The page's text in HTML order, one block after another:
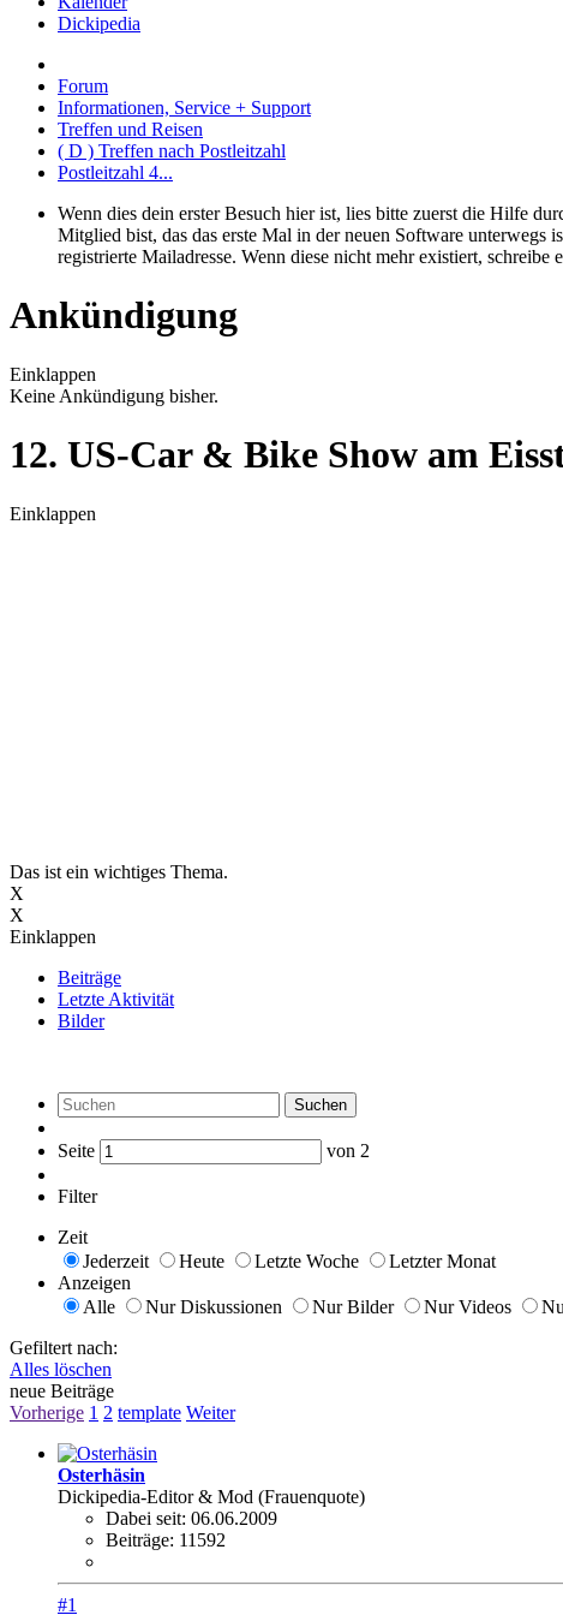
Dickipedia
Forum
Informationen, Service + Support
Treffen und Reisen
( D ) Treffen nach Postleitzahl
Postleitzahl 4...
Wenn dies dein erster Besuch hier ist, lies bitte zuerst die Hilfe
Mitglied bist, das das erste Mal in der neuen Software
registrierte Mailadresse. Wenn diese nicht mehr existiert,
Ankündigung
Einklappen
Keine Ankündigung bisher.
12. US-Car & Bike Show am
Einklappen
Das ist ein wichtiges Thema.
X
X
Einklappen
Beiträge
Letzte Aktivität
Bilder
Suchen
Seite von 2
Filter
Zeit
Jederzeit
Heute Letzte Woche
Letzter Monat
Anzeigen
Alle
Nur Diskussionen Nur Bilder Nur Videos
Gefiltert nach:
Alles löschen
neue Beiträge
Vorherige 1 2 template Weiter
Osterhäsin
Dickipedia-Editor & Mod (Frauenquote)
Dabei seit: 06.06.2009
Beiträge: 11592
#1